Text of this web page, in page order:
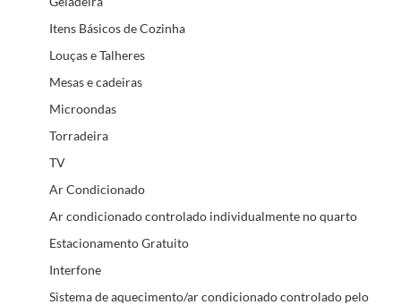
Itens Básicos de Cozinha
Louças e Talheres
Mesas e cadeiras
Microondas
Torradeira
TV
Ar Condicionado
Ar condicionado controlado individualmente no quarto
Estacionamento Gratuito
Interfone
Sistema de aquecimento/ar condicionado controlado pelo